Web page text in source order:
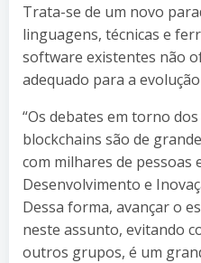
Trata-se de um novo
linguagens, técnicas e
software existentes não
adequado para a
“Os debates em torno
blockchains são de
com milhares de pessoas
Desenvolvimento e
Dessa forma, avançar o
neste assunto, evitando
outros grupos, é um